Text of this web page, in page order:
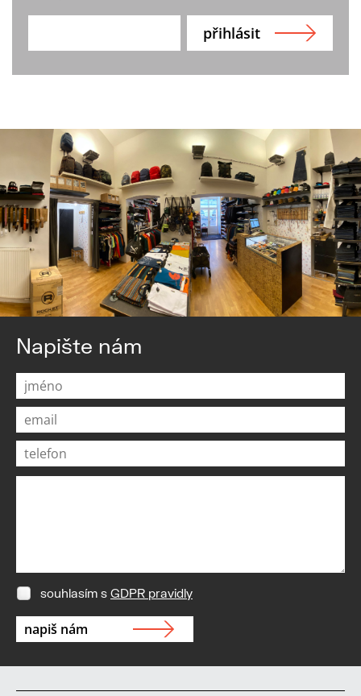
Napište nám
souhlasím s GDPR pravidly